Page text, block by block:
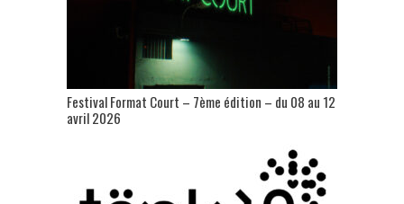
Festival Format Court – 7ème édition – du 08 au 12
avril 2026